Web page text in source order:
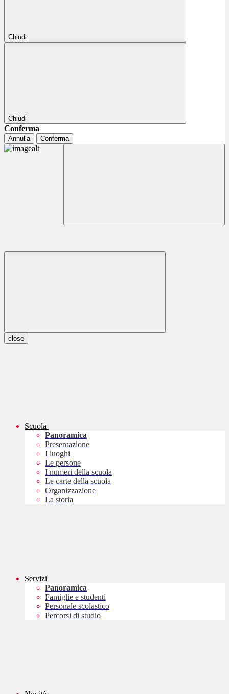
Chiudi
Chiudi
Conferma
Annulla Conferma
close
Scuola
Panoramica
Presentazione
I luoghi
Le persone
I numeri della scuola
Le carte della scuola
Organizzazione
La storia
Servizi
Panoramica
Famiglie e studenti
Personale scolastico
Percorsi di studio